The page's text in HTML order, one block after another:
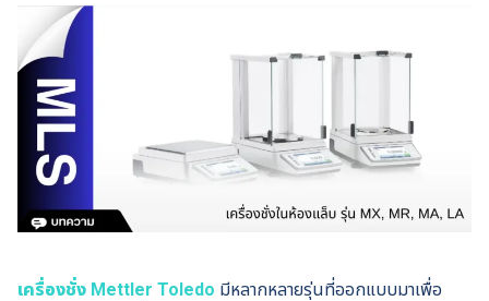
เครื่องชั่ง Mettler Toledo มีหลากหลายรุ่นที่ออกแบบมาเพื่อ